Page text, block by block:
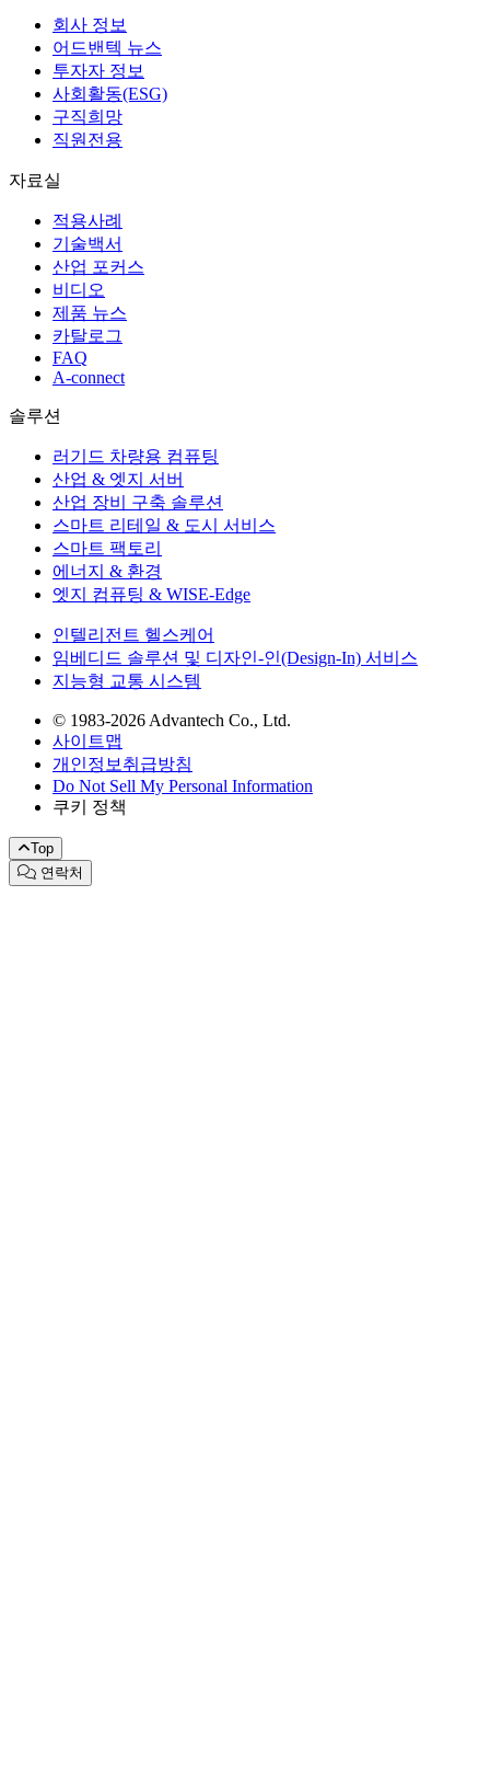
회사 정보
어드밴텍 뉴스
투자자 정보
사회활동(ESG)
구직희망
직원전용
자료실
적용사례
기술백서
산업 포커스
비디오
제품 뉴스
카탈로그
FAQ
A-connect
솔루션
러기드 차량용 컴퓨팅
산업 & 엣지 서버
산업 장비 구축 솔루션
스마트 리테일 & 도시 서비스
스마트 팩토리
에너지 & 환경
엣지 컴퓨팅 & WISE-Edge
인텔리전트 헬스케어
임베디드 솔루션 및 디자인-인(Design-In) 서비스
지능형 교통 시스템
© 1983-2026 Advantech Co., Ltd.
사이트맵
개인정보취급방침
Do Not Sell My Personal Information
쿠키 정책
Top
연락처